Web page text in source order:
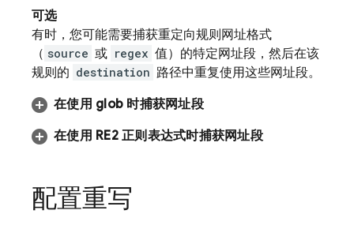
可选
有时，您可能需要捕获重定向规则网址格式
（ source 或 regex 值）的特定网址段，然后在该
规则的 destination 路径中重复使用这些网址段。
在使用 glob 时捕获网址段
在使用 RE2 正则表达式时捕获网址段
配置重写